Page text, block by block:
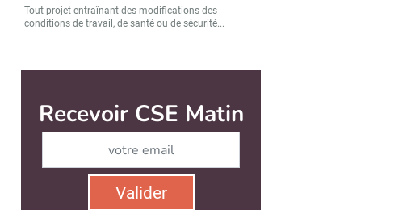
Tout projet entraînant des modifications des
conditions de travail, de santé ou de sécurité...